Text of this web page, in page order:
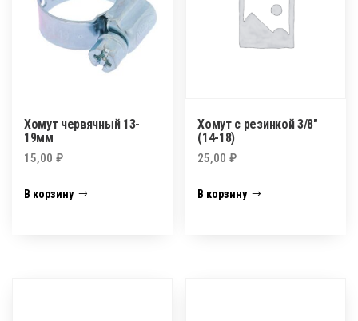
Хомут червячный 13-
19мм
15,00 ₽
В корзину
Хомут с резинкой 3/8″
(14-18)
25,00₽
В корзину